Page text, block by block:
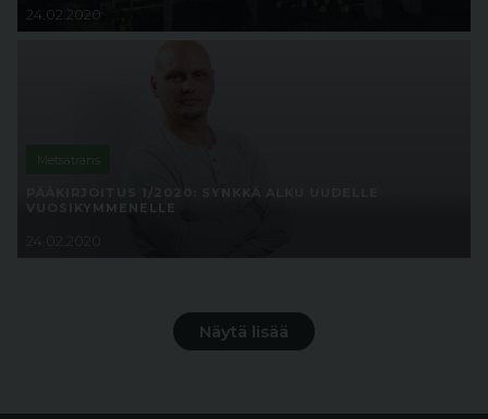
24.02.2020
Metsätrans
PÄÄKIRJOITUS 1/2020: SYNKKÄ ALKU UUDELLE
VUOSIKYMMENELLE
Näytä lisää